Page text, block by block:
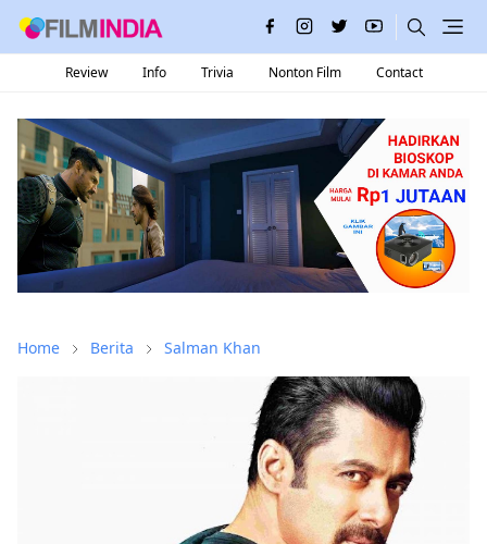
Review Info Trivia Nonton Film Contact
Home Berita Salman Khan